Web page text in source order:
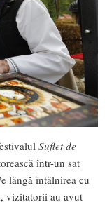
Suflet de
într-un sat
lângă întâlnirea cu
vizitatorii au avut